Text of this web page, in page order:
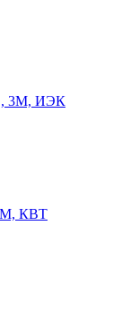
3M, ИЭК
КВТ